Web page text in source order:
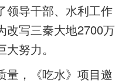
领导干部、水利工作
改写三秦大地2700万
努力。
，《吃水》项目邀